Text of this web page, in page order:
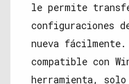
le permite
configuraciones
nueva fácilmente.
compatible con
herramienta,